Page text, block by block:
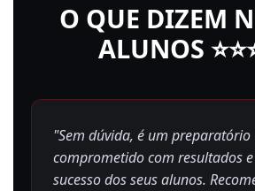
O QUE DIZEM
ALUNOS
"Sem dúvida, é um preparatório
comprometido com resultados
sucesso dos seus alunos.